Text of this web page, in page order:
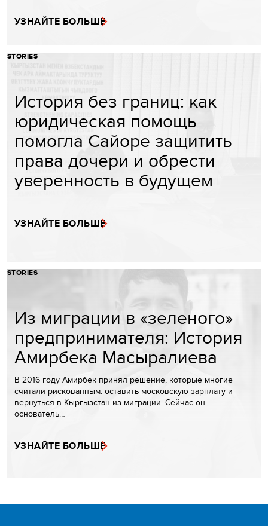
УЗНАЙТЕ БОЛЬШЕ
STORIES
История без границ: как
юридическая помощь
помогла Сайоре защитить
права дочери и обрести
уверенность в будущем
УЗНАЙТЕ БОЛЬШЕ
STORIES
Из миграции в «зеленого»
предпринимателя: История
Амирбека Масыралиева
В 2016 году Амирбек принял решение, которые многие
считали рискованным: оставить московскую зарплату и
вернуться в Кыргызстан из миграции. Сейчас он
основатель…
УЗНАЙТЕ БОЛЬШЕ